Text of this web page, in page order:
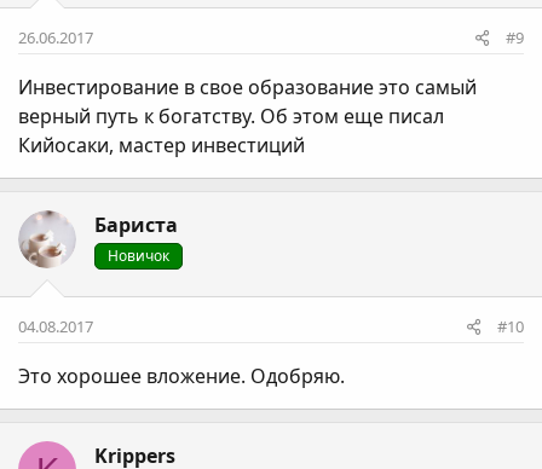
26.06.2017 #9
Инвестирование в свое образование это самый
верный путь к богатству. Об этом еще писал
Кийосаки, мастер инвестиций
Бариста
Новичок
04.08.2017 #10
Это хорошее вложение. Одобряю.
Krippers